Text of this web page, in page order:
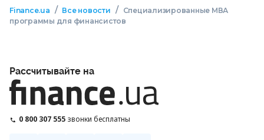
Finance.ua / Все новости /
Специализированные МВА
программы для финансистов
Рассчитывайте на
0 800 307 555 звонки бесплатны